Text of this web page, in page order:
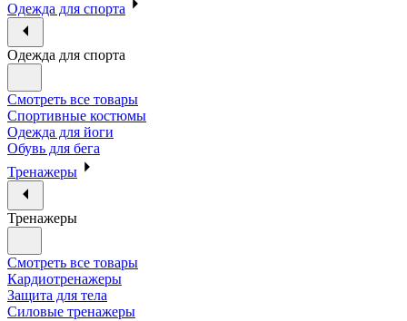
Одежда для спорта
Одежда для спорта
Смотреть все товары
Спортивные костюмы
Одежда для йоги
Обувь для бега
Тренажеры
Тренажеры
Смотреть все товары
Кардиотренажеры
Защита для тела
Силовые тренажеры